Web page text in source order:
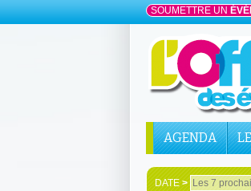
SOUMETTRE UN
AGENDA
DATE>